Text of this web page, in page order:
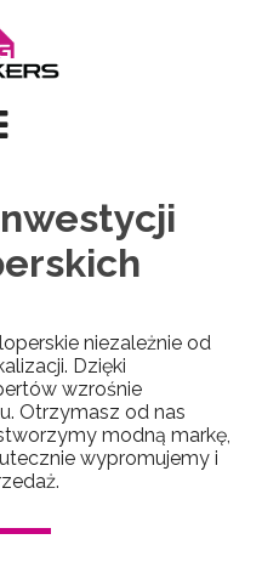
niezależnie od
Dzięki
wzrośnie
Otrzymasz od nas
modną markę,
wypromujemy i